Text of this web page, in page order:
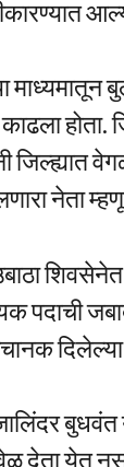
माध्यमातून
होता.
नेता
पदाची
दिलेल्या
देता येत